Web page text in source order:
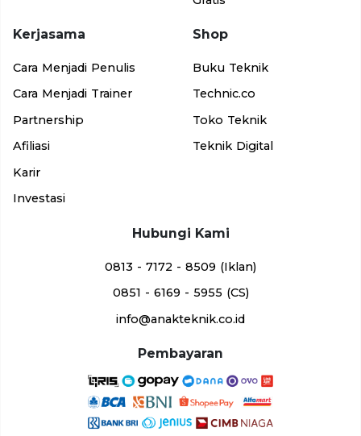
Kerjasama
Cara Menjadi Penulis
Cara Menjadi Trainer
Partnership
Afiliasi
Karir
Investasi
Shop
Buku Teknik
Technic.co
Toko Teknik
Teknik Digital
Hubungi Kami
0813 - 7172 - 8509 (Iklan)
0851 - 6169 - 5955 (CS)
info@anakteknik.co.id
Pembayaran